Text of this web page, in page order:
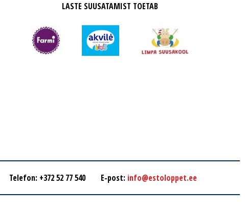
LASTE SUUSATAMIST TOETAB
Telefon: +372 52 77 540 E-post: info@estoloppet.ee